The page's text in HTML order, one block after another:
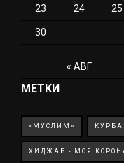
« АВГ
23 24 25
30
МЕТКИ
«МУСЛИМ»
ХИДЖАБ - МОЯ